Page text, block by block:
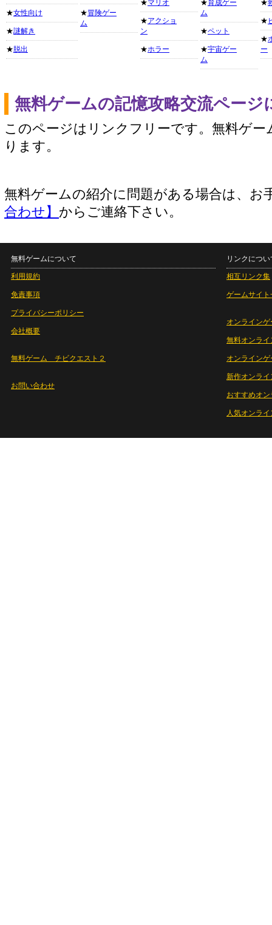
★女性向け
★謎解き
★ 脱出
★冒険ゲー
ム
★マリオ
★アクショ
ン
★ホラー
★育成ゲー
ム
★ペット
★宇宙ゲー
ム
★
★
★
ー
無料ゲームの記憶攻略交流ページ
このページはリンクフリーです。無料ゲー
ります。
無料ゲームの紹介に問題がある場合は、お
合わせ】 からご連絡下さい。
無料ゲームについて
利用規約
免責事項
プライバシーポリシー
会社概要
無料ゲーム チビクエスト２
お問い合わせ
リンクについ
相互リンク集
ゲームサイト
オンラインゲ
無料オンライ
オンライン
新作オンライ
おすすめオ
人気オンラ